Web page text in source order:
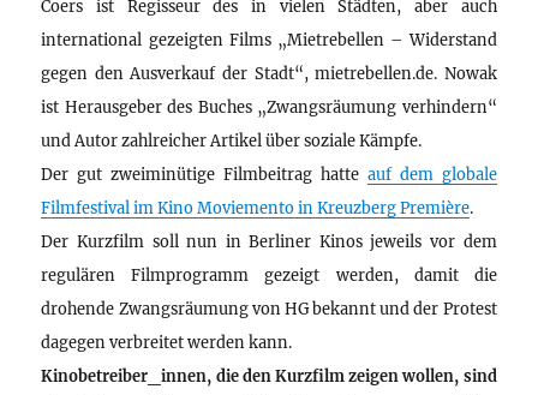
Coers ist Regisseur des in vielen Städten, aber auch
international gezeigten Films „Mietrebellen – Widerstand
gegen den Ausverkauf der Stadt“, mietrebellen.de. Nowak
ist Herausgeber des Buches „Zwangsräumung verhindern“
und Autor zahlreicher Artikel über soziale Kämpfe.
Der gut zweiminütige Filmbeitrag hatte auf dem globale
Filmfestival im Kino Moviemento in Kreuzberg Première.
Der Kurzfilm soll nun in Berliner Kinos jeweils vor dem
regulären Filmprogramm gezeigt werden, damit die
drohende Zwangsräumung von HG bekannt und der Protest
dagegen verbreitet werden kann.
Kinobetreiber_innen, die den Kurzfilm zeigen wollen, sind